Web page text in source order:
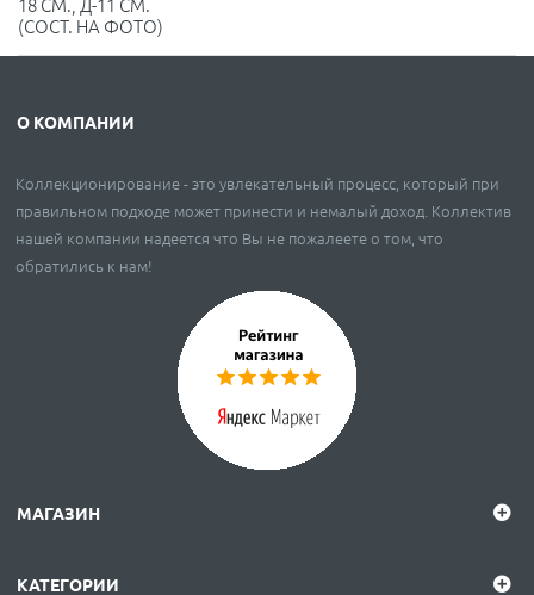
(СОСТ. НА ФОТО)
О КОМПАНИИ
Коллекционирование - это увлекательный процесс, который при
правильном подходе может принести и немалый доход. Коллектив
нашей компании надеется что Вы не пожалеете о том, что
обратились к нам!
МАГАЗИН
КАТЕГОРИИ